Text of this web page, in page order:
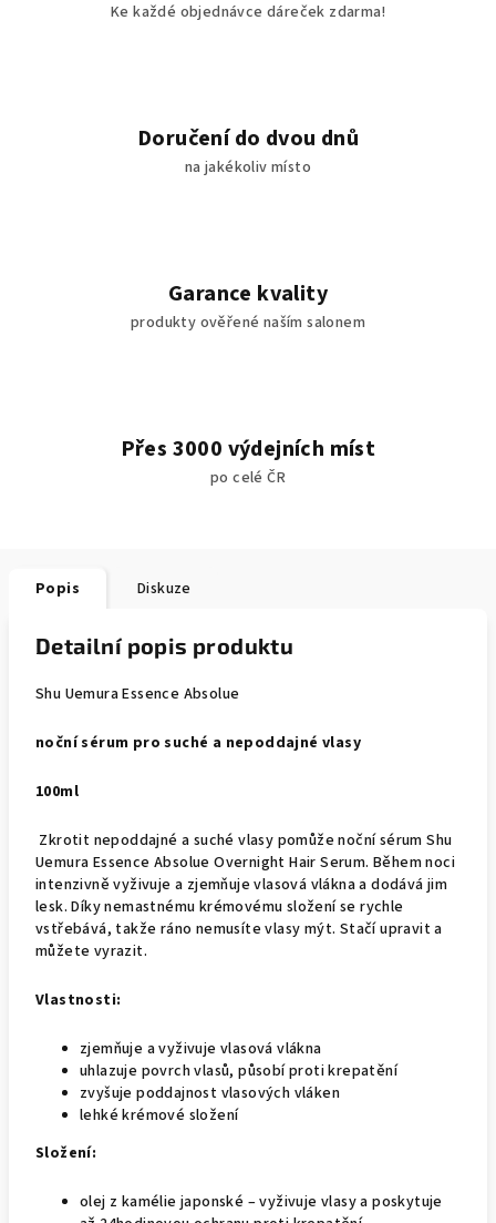
Ke každé objednávce dáreček zdarma!
Doručení do dvou dnů
na jakékoliv místo
Garance kvality
produkty ověřené naším salonem
Přes 3000 výdejních míst
po celé ČR
Popis Diskuze
Detailní popis produktu
Shu Uemura Essence Absolue
noční sérum pro suché a nepoddajné vlasy
100ml
Zkrotit nepoddajné a suché vlasy pomůže noční sérum Shu
Uemura Essence Absolue Overnight Hair Serum. Během noci
intenzivně vyživuje a zjemňuje vlasová vlákna a dodává jim
lesk. Díky nemastnému krémovému složení se rychle
vstřebává, takže ráno nemusíte vlasy mýt. Stačí upravit a
můžete vyrazit.
Vlastnosti:
zjemňuje a vyživuje vlasová vlákna
uhlazuje povrch vlasů, působí proti krepatění
zvyšuje poddajnost vlasových vláken
lehké krémové složení
Složení:
olej z kamélie japonské – vyživuje vlasy a poskytuje